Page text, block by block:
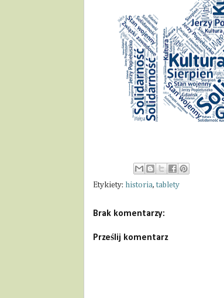
Etykiety: historia, tablety
Brak komentarzy:
Prześlij komentarz